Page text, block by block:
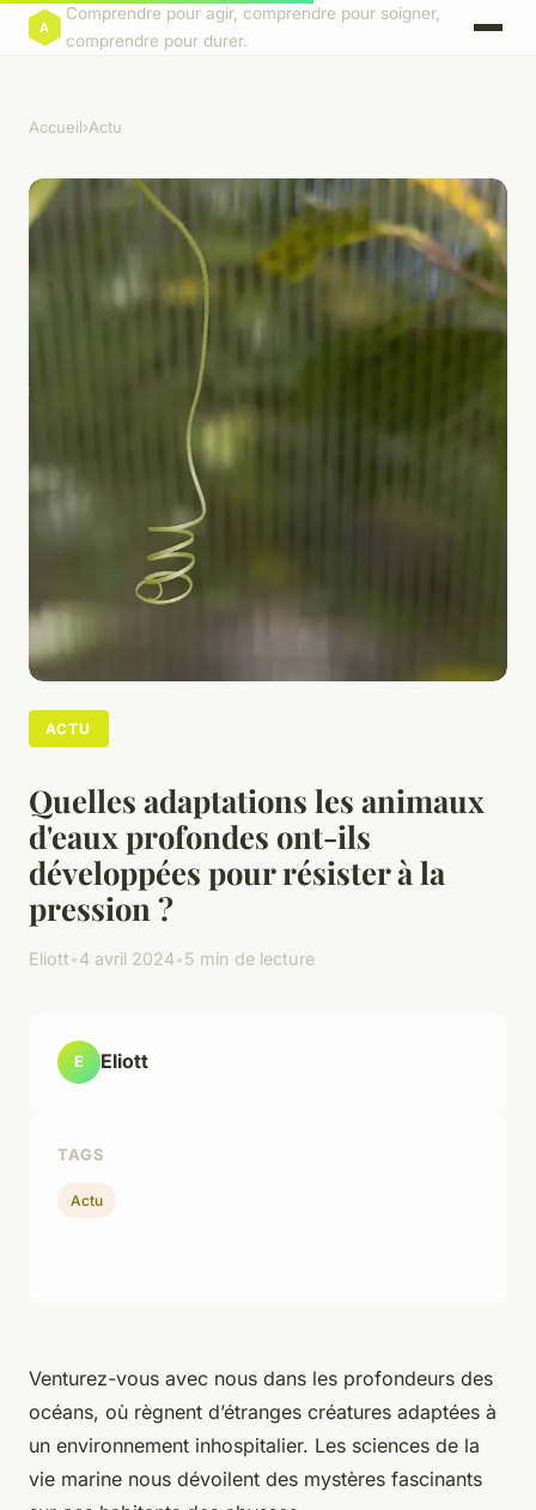
Comprendre pour agir, comprendre pour soigner,
comprendre pour durer.
Accueil›Actu
ACTU
Quelles adaptations les animaux
d'eaux profondes ont-ils
développées pour résister à la
pression ?
Eliott•4 avril 2024•5 min de lecture
Venturez-vous avec nous dans les profondeurs des
océans, où règnent d’étranges créatures adaptées à
un environnement inhospitalier. Les sciences de la
vie marine nous dévoilent des mystères fascinants
E Eliott
TAGS
Actu